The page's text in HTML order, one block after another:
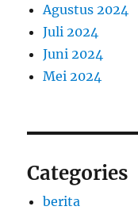
Agustus 2024
Juli 2024
Juni 2024
Mei 2024
Categories
berita